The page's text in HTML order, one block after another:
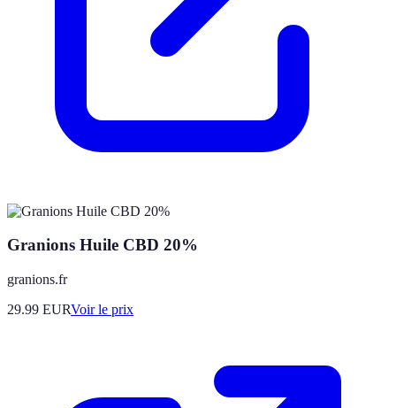
Granions Huile CBD 20%
granions.fr
29.99 EURVoir le prix